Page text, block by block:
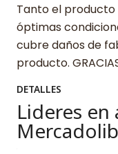
Tanto el
óptimas
cubre daños de
producto.
DETALLES
Lideres